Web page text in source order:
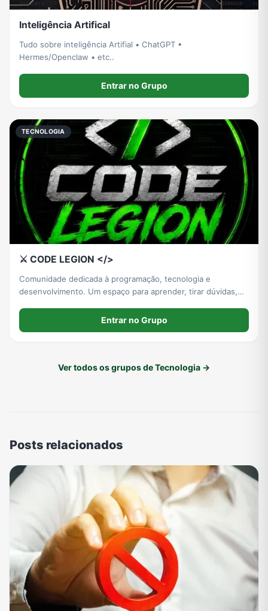
Inteligência Artifical
Tudo sobre inteligência Artifial • ChatGPT •
Hermes/Openclaw • etc..
Entrar no Grupo
TECNOLOGIA
⚔️ CODE LEGION </>
Comunidade dedicada à programação, tecnologia e
desenvolvimento. Um espaço para aprender, tirar dúvidas,
programadores. Grupo ativo: membros inativos podem ser
removidos. ⚔️💻
Entrar no Grupo
Ver todos os grupos de Tecnologia →
Posts relacionados